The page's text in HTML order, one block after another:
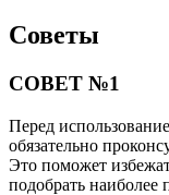
Советы
СОВЕТ №1
Перед
обязательно
Это поможет
подобрать наиболее